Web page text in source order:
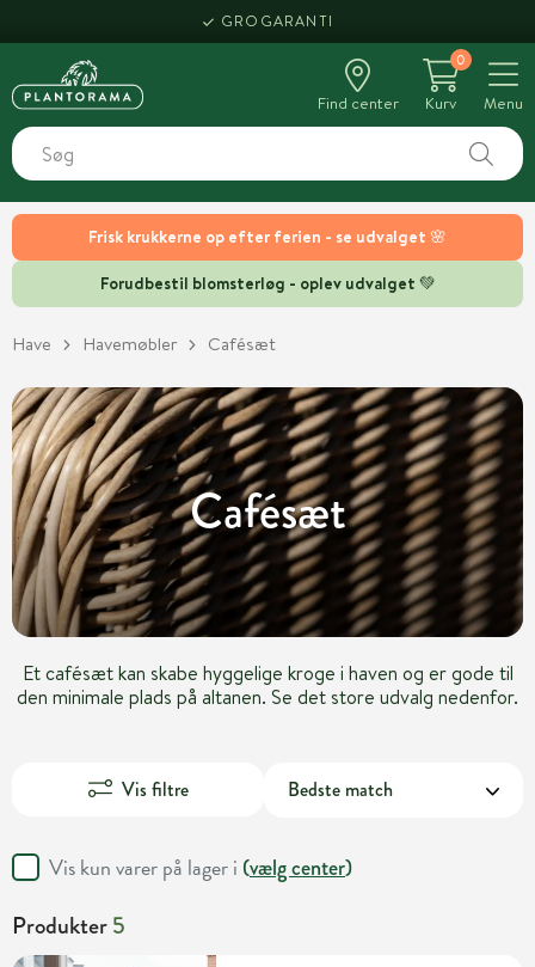
Frisk krukkerne op efter ferien - se udvalget 🌸
Forudbestil blomsterløg - oplev udvalget 💚
GROGARANTI
Find center
0
Kurv
Menu
Have Havemøbler Cafésæt
Cafésæt
Et cafésæt kan skabe hyggelige kroge i haven og er gode til
den minimale plads på altanen. Se det store udvalg nedenfor.
Vis filtre
Vis kun varer på lager i (vælg center)
Produkter5